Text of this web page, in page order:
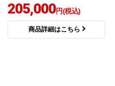
205,000円(税込)
商品詳細はこちら